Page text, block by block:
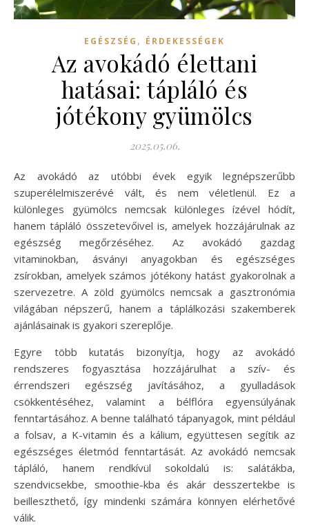
EGÉSZSÉG , ÉRDEKESSÉGEK
Az avokádó élettani
hatásai: tápláló és
jótékony gyümölcs
2025.05.06.
Az avokádó az utóbbi évek egyik legnépszerűbb
szuperélelmiszerévé vált, és nem véletlenül. Ez a
különleges gyümölcs nemcsak különleges ízével hódít,
hanem tápláló összetevőivel is, amelyek hozzájárulnak az
egészség megőrzéséhez. Az avokádó gazdag
vitaminokban, ásványi anyagokban és egészséges
zsírokban, amelyek számos jótékony hatást gyakorolnak a
szervezetre. A zöld gyümölcs nemcsak a gasztronómia
világában népszerű, hanem a táplálkozási szakemberek
ajánlásainak is gyakori szereplője.
Egyre több kutatás bizonyítja, hogy az avokádó
rendszeres fogyasztása hozzájárulhat a szív- és
érrendszeri egészség javításához, a gyulladások
csökkentéséhez, valamint a bélflóra egyensúlyának
fenntartásához. A benne található tápanyagok, mint például
a folsav, a K-vitamin és a kálium, együttesen segítik az
egészséges életmód fenntartását. Az avokádó nemcsak
tápláló, hanem rendkívül sokoldalú is: salátákba,
szendvicsekbe, smoothie-kba és akár desszertekbe is
beilleszthető, így mindenki számára könnyen elérhetővé
válik.